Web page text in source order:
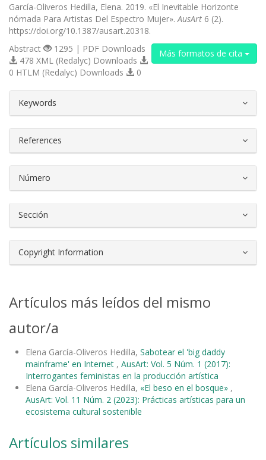
García-Oliveros Hedilla, Elena. 2019. «El Inevitable Horizonte
nómada Para Artistas Del Espectro Mujer». AusArt 6 (2).
https://doi.org/10.1387/ausart.20318.
Más formatos de cita
Abstract
1295 | PDF Downloads
478 XML (Redalyc) Downloads
0 HTLM (Redalyc) Downloads
0
Keywords
References
Número
Sección
Copyright Information
Artículos más leídos del mismo
autor/a
Elena García-Oliveros Hedilla, Sabotear el 'big daddy
mainframe' en Internet , AusArt: Vol. 5 Núm. 1 (2017):
Interrogantes feministas en la producción artística
Elena García-Oliveros Hedilla, «El beso en el bosque» ,
AusArt: Vol. 11 Núm. 2 (2023): Prácticas artísticas para un
ecosistema cultural sostenible
Artículos similares